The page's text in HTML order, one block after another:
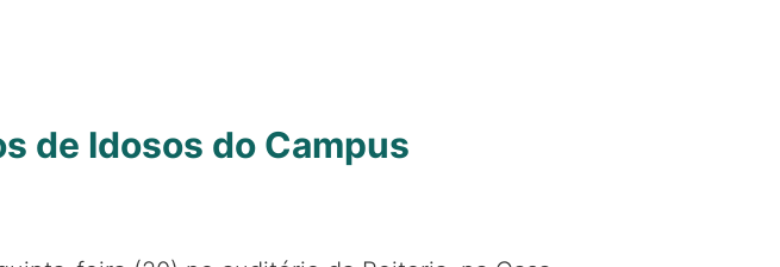
de Idosos do Campus